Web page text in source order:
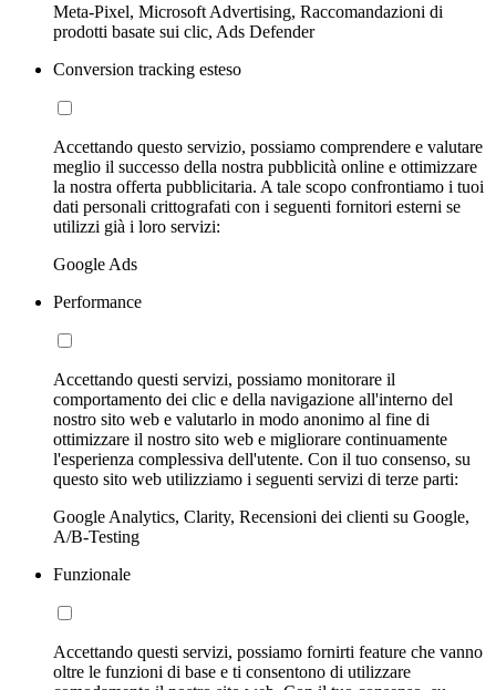
Meta-Pixel, Microsoft Advertising, Raccomandazioni di
prodotti basate sui clic, Ads Defender
Conversion tracking esteso
Accettando questo servizio, possiamo comprendere e valutare
meglio il successo della nostra pubblicità online e ottimizzare
la nostra offerta pubblicitaria. A tale scopo confrontiamo i tuoi
dati personali crittografati con i seguenti fornitori esterni se
utilizzi già i loro servizi:
Google Ads
Performance
Accettando questi servizi, possiamo monitorare il
comportamento dei clic e della navigazione all'interno del
nostro sito web e valutarlo in modo anonimo al fine di
ottimizzare il nostro sito web e migliorare continuamente
l'esperienza complessiva dell'utente. Con il tuo consenso, su
questo sito web utilizziamo i seguenti servizi di terze parti:
Google Analytics, Clarity, Recensioni dei clienti su Google,
A/B-Testing
Funzionale
Accettando questi servizi, possiamo fornirti feature che vanno
oltre le funzioni di base e ti consentono di utilizzare